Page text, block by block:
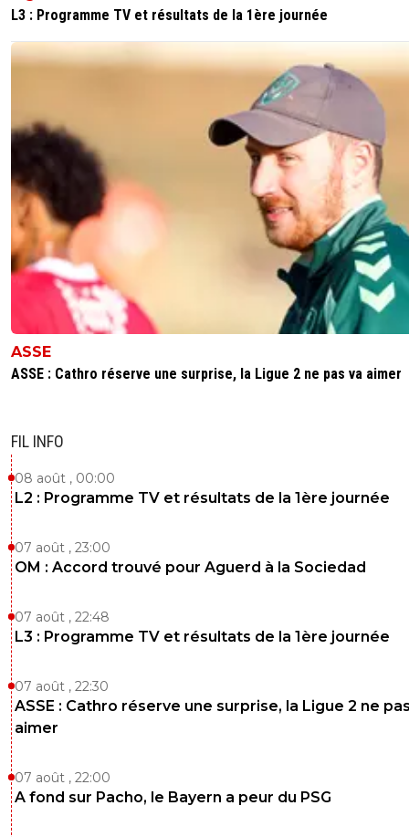
L3 : Programme TV et résultats de la 1ère journée
ASSE
ASSE : Cathro réserve une surprise, la Ligue 2 ne pas va aimer
FIL INFO
08 août , 00:00
L2 : Programme TV et résultats de la 1ère journée
07 août , 23:00
OM : Accord trouvé pour Aguerd à la Sociedad
07 août , 22:48
L3 : Programme TV et résultats de la 1ère journée
07 août , 22:30
ASSE : Cathro réserve une surprise, la Ligue 2 ne
aimer
07 août , 22:00
A fond sur Pacho, le Bayern a peur du PSG